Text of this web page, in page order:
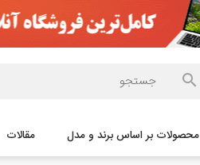
محصولات بر اساس برند و مدل مقالات